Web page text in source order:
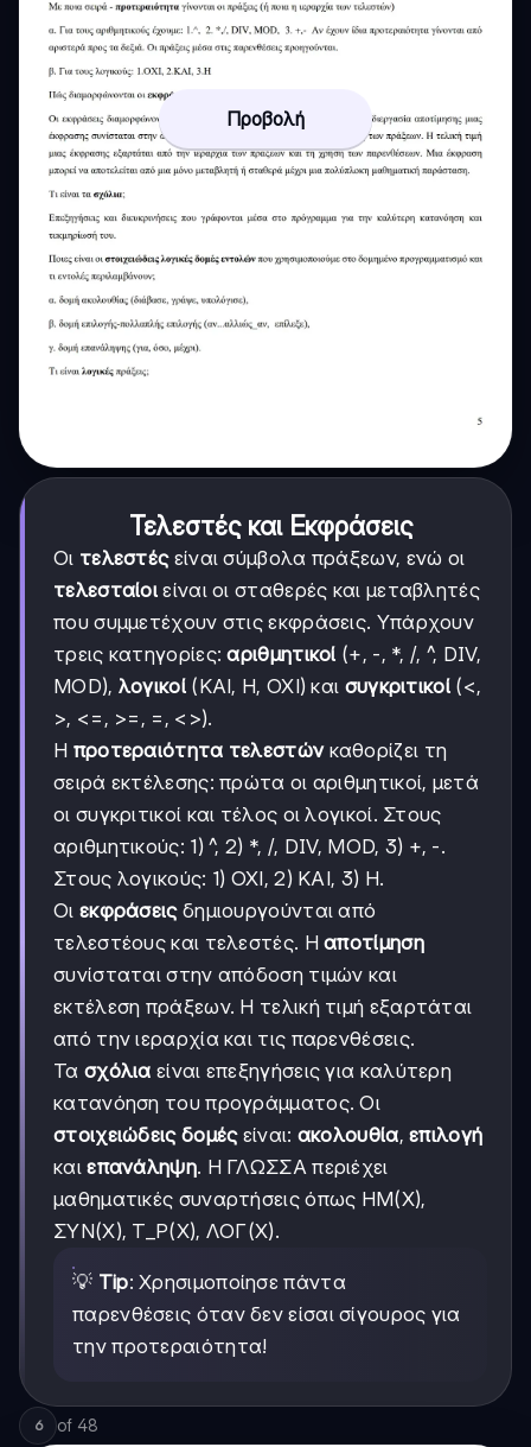
Προβολή
Τελεστές και Εκφράσεις
Οι τελεστέςείναι σύμβολα πράξεων, ενώ οι
τελεσταίοι είναι οι σταθερές και μεταβλητές
που συμμετέχουν στις εκφράσεις. Υπάρχουν
τρεις κατηγορίες:αριθμητικοί (+, -, *, /, ^, DIV,
MOD), λογικοί(ΚΑΙ, Η, ΟΧΙ) και συγκριτικοί(<,
>, <=, >=, =, <>).
Η προτεραιότητα τελεστώνκαθορίζει τη
σειρά εκτέλεσης: πρώτα οι αριθμητικοί, μετά
οι συγκριτικοί και τέλος οι λογικοί. Στους
αριθμητικούς: 1) ^, 2) *, /, DIV, MOD, 3) +, -.
Στους λογικούς: 1) ΟΧΙ, 2) ΚΑΙ, 3) Η.
Οι εκφράσειςδημιουργούνται από
τελεστέους και τελεστές. Ηαποτίμηση
συνίσταται στην απόδοση τιμών και
εκτέλεση πράξεων. Η τελική τιμή εξαρτάται
από την ιεραρχία και τις παρενθέσεις.
Τα σχόλια είναι επεξηγήσεις για καλύτερη
κατανόηση του προγράμματος. Οι
στοιχειώδεις δομέςείναι: ακολουθία,επιλογή
καιεπανάληψη. Η ΓΛΩΣΣΑ περιέχει
μαθηματικές συναρτήσεις όπως HM(X),
ΣΥΝ(X), T_P(X), ΛΟΓ(X).
💡 Tip: Χρησιμοποίησε πάντα
παρενθέσεις όταν δεν είσαι σίγουρος για
την προτεραιότητα!
6 of 48